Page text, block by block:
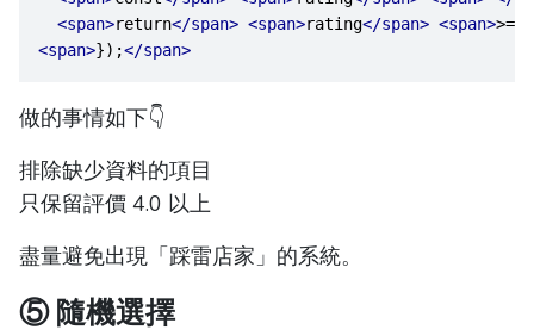
<span>return</span> <span>rating</span> <span>>=
<span>});</span>
做的事情如下👇
排除缺少資料的項目
只保留評價 4.0 以上
盡量避免出現「踩雷店家」的系統。
⑤ 隨機選擇